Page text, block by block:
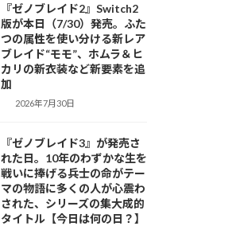
『ゼノブレイド2』Switch2
版が本日（7/30）発売。ふた
つの属性を使い分ける新レア
ブレイド“モモ”、ホムラ＆ヒ
カリの新衣装など新要素を追
加
2026年7月30日
『ゼノブレイド3』が発売さ
れた日。10年のわずかな生を
戦いに捧げる兵士の命がテー
マの物語に多くの人が心震わ
された、シリーズの集大成的
タイトル【今日は何の日？】